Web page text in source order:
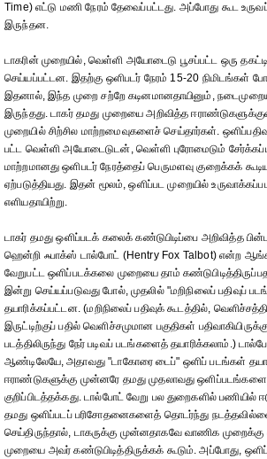
Time) எட்டு மணி நேரம் தேவைப்பட்டது. அப்போது கூட
இருந்தன.
டாகரின் முறையில், வெள்ளி அயோடைடு பூசப்பட்ட ஒரு
செய்யப்பட்டன. இதற்கு ஒளிபடர் நேரம் 15-20 நிமிடங்கள்
இதனால், இந்த முறை சற்றே கடினமானதாயினும்,
இருந்தது. டாகர் தமது முறையை அறிவித்த
முறையில் சிற்சில மாற்றமைவுகளைச் செய்தார்கள்.
பட்ட வெள்ளி அயோடைடுடன், வெள்ளி புரோமைடும்
மாற்றமானது ஒளிபடர் நேரத்தைப் பெருமளவு குறைக்கக்
ஏற்படுத்தியது. இதன் மூலம், ஒளிப்பட முறையில்
எளியதாயிற்று.
டாகர் தமது ஒளிப்படக் கலைக் கண்டுபிடிப்பை அறிவித்த
ஹென்றி ஃபாக்ஸ் டால்போட் (Hentry Fox Talbot) என்ற
வேறுபட்ட ஒளிப்படக்கலை முறையை தாம்
இன்று செய்யப்படுவது போல், முதலில் "மறிநிலைப் பதிவுப்
தயாரிக்கப்பட்டன. (மறிநிலைப் பதிவுக் கூடத்தில்,
இருட்டிற்குப் பதில் வெளிச்சமுமான பகுதிகள்
படத்திலிருந்து நேர் படிவப் படங்களைத் தயாரிக்கலாம்.)
ஆண்டிலேயே, அதாவது "டாகோரை டைப்" ஒளிப் படங்கள்
ஈராண்டுகளுக்கு முன்னரே தமது முதலாவது
குறிப்பிடத்தக்கது. டால்போட் வேறு பல துறைகளில் பணியில்
தமது ஒளிப்படப் பரிசோதனைகளைத் தொடர்ந்து
செய்திருந்தால், டாகருக்கு முன்னதாகவே வாணிக
முறையை அவர் கண்டுபிடித்திருக்கக் கூடும். அப்போது,